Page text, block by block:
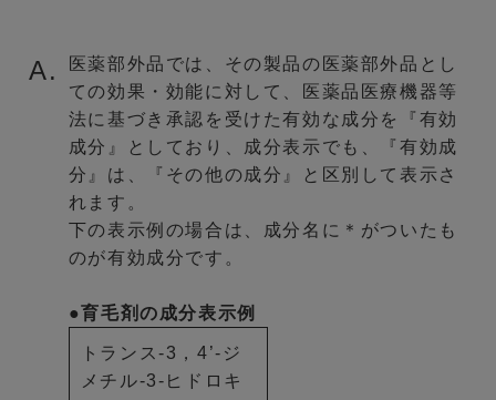
A.
医薬部外品では、その製品の医薬部外品とし
ての効果・効能に対して、医薬品医療機器等
法に基づき承認を受けた有効な成分を『有効
成分』としており、成分表示でも、『有効成
分』は、『その他の成分』と区別して表示さ
れます。
下の表示例の場合は、成分名に＊がついたも
のが有効成分です。
●育毛剤の成分表示例
トランス-3，4’-ジ
メチル-3-ヒドロキ